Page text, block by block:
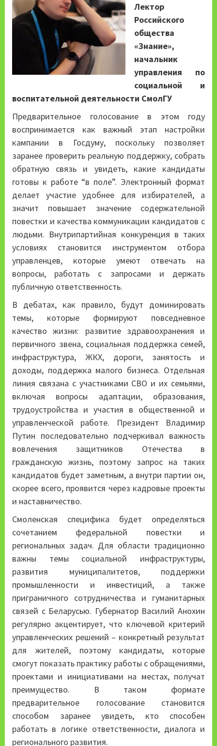
Лектор
Российского
общества
«Знание»,
начальник
управления по
социальной и
воспитательной деятельности СмолГУ
Предварительное голосование в этом году
воспринимается как важный этап настройки
кампании в Госдуму, поскольку позволяет
заранее проверить реальную поддержку, собрать
обратную связь и увидеть, какие кандидаты
готовы к работе “в поле”. Электронный формат
делает участие удобнее для избирателей, а
значит повышает значение содержательной
повестки и качества коммуникации кандидатов с
людьми. Внутрипартийная конкуренция в таких
условиях становится инструментом отбора
управленцев, которые умеют отвечать на
вопросы, работать с запросами и держать
публичную ответственность.
В дебатах, как правило, будут доминировать
темы, которые формируют повседневное
качество жизни: развитие здравоохранения и
первичного звена, социальная поддержка семей,
инфраструктура, ЖКХ, дороги, занятость и
доходы, поддержка малого бизнеса. Отдельная
линия связана с участниками СВО и их семьями,
включая вопросы адаптации, образования,
трудоустройства и участия в общественной и
управленческой работе. Президент Владимир
Путин последовательно подчеркивал важность
вовлечения защитников Отечества в
гражданскую жизнь, поэтому запрос на таких
кандидатов будет заметным, а внутри партии он,
скорее всего, проявится через кадровые проекты
и наставничество.
Смоленская специфика будет определяться
сочетанием федеральной повестки и
региональных задач. Для области традиционно
важны темы социальной инфраструктуры,
развития муниципалитетов, поддержки
промышленности и инвестиций, а также
приграничного сотрудничества и гуманитарных
связей с Беларусью. Губернатор Василий Анохин
регулярно акцентирует, что ключевой критерий
управленческих решений – конкретный результат
для жителей, поэтому кандидаты, которые
смогут показать практику работы с обращениями,
проектами и инициативами на местах, получат
преимущество. В таком формате
предварительное голосование становится
способом заранее увидеть, кто способен
работать в логике ответственности, диалога и
регионального развития.